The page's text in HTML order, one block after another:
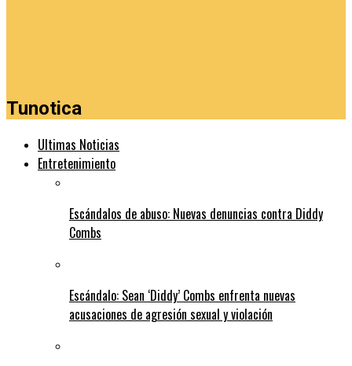
Tunotica
Ultimas Noticias
Entretenimiento
Escándalos de abuso: Nuevas denuncias contra Diddy
Combs
Escándalo: Sean ‘Diddy’ Combs enfrenta nuevas
acusaciones de agresión sexual y violación